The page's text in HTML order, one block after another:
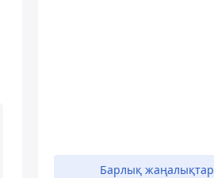
Барлық жаңалықтар